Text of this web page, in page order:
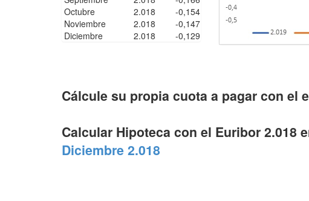
Octubre
2.018
-0,154
Noviembre
2.018
-0,147
Diciembre
2.018 -0,129
Cálcule su propia cuota a pagar con el
Calcular Hipoteca con el Euribor 2.018
Diciembre 2.018